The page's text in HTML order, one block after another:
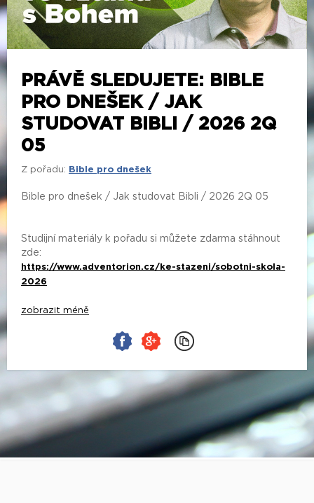
PRÁVĚ SLEDUJETE: BIBLE
PRO DNEŠEK / JAK
STUDOVAT BIBLI / 2026 2Q
05
Z pořadu: Bible pro dnešek
Bible pro dnešek / Jak studovat Bibli / 2026 2Q 05
Studijní materiály k pořadu si můžete zdarma stáhnout
zde:
https://www.adventorion.cz/ke-stazeni/sobotni-skola-
2026
zobrazit méně